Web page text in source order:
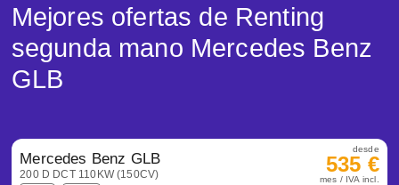
Mejores ofertas de Renting
segunda mano Mercedes Benz
GLB
Mercedes Benz GLB
200 D DCT 110KW (150CV)
desde
535 €
mes / IVA incl.